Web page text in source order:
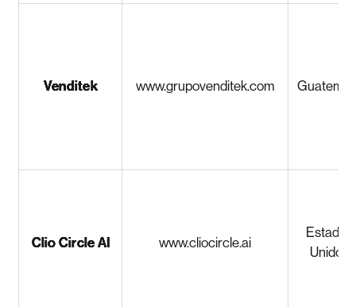
Venditek www.grupovenditek.com
Clio Circle AI www.cliocircle.ai
Estados
Unidos